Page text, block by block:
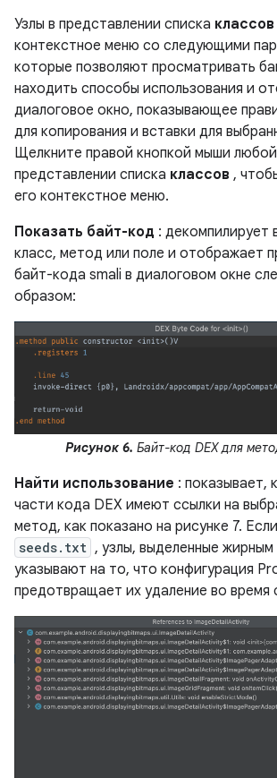
Узлы в представлении списка классов
контекстное меню со следующими
которые позволяют просматривать
находить способы использования и
диалоговое окно, показывающее
для копирования и вставки для
Щелкните правой кнопкой мыши любой
представлении списка классов ,
его контекстное меню.
Показать байт-код : декомпилирует
класс, метод или поле и отображает
байт-кода smali в диалоговом окне
образом:
Рисунок 6. Байт-код DEX для
Найти использование : показывает,
части кода DEX имеют ссылки на
метод, как показано на рисунке 7.
seeds.txt , узлы, выделенные
указывают на то, что конфигурация
предотвращает их удаление во время